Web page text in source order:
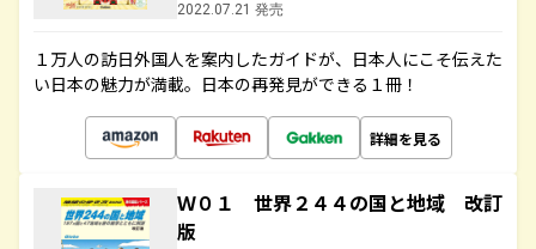
2022.07.21 発売
１万人の訪日外国人を案内したガイドが、日本人にこそ伝えた
い日本の魅力が満載。日本の再発見ができる１冊！
詳細を見る
Ｗ０１ 世界２４４の国と地域 改訂
版